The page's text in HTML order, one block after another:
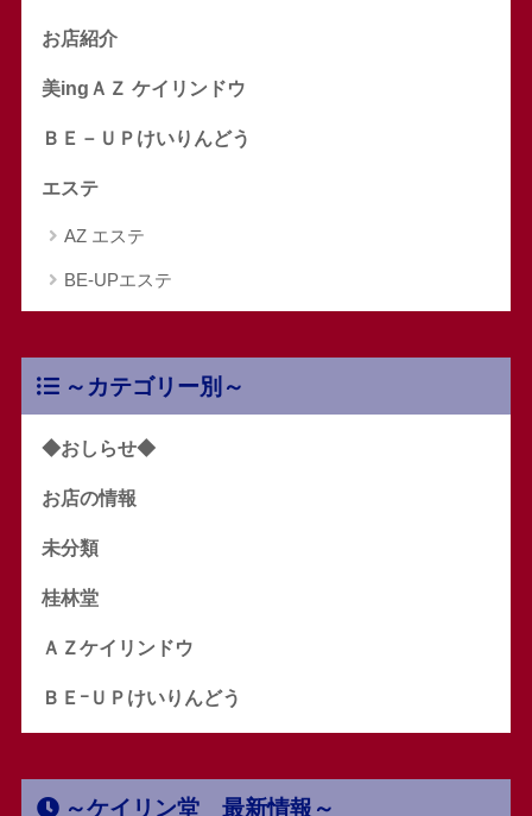
お店紹介
美ingＡＺ ケイリンドウ
ＢＥ－ＵＰけいりんどう
エステ
AZ エステ
BE-UPエステ
～カテゴリー別～
◆おしらせ◆
お店の情報
未分類
桂林堂
ＡＺケイリンドウ
ＢＥｰＵＰけいりんどう
～ケイリン堂 最新情報～